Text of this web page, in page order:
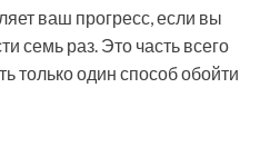
ваш прогресс, если вы
семь раз. Это часть всего
только один способ обойти